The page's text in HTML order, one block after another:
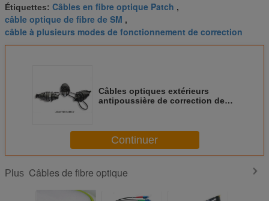
Étiquettes: Câbles en fibre optique Patch ,
câble optique de fibre de SM ,
câble à plusieurs modes de fonctionnement de correction
Câbles optiques extérieurs
antipoussière de correction de
Continuer
Plus Câbles de fibre optique